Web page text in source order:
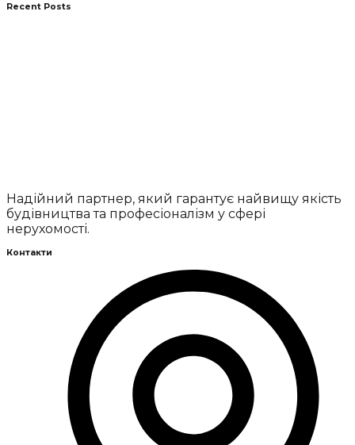
Recent Posts
Надійний партнер, який гарантує найвищу якість
будівництва та професіоналізм у сфері
нерухомості.
Контакти